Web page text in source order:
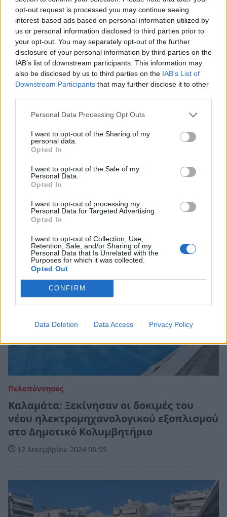
opt-out request is processed you may continue seeing
interest-based ads based on personal information utilized by
us or personal information disclosed to third parties prior to
your opt-out. You may separately opt-out of the further
disclosure of your personal information by third parties on the
IAB’s list of downstream participants. This information may
also be disclosed by us to third parties on the IAB’s List of
Downstream Participants that may further disclose it to other
Personal Data Processing Opt Outs
I want to opt-out of the Sharing of my
personal data.
Opted In
I want to opt-out of the Sale of my
Personal Data.
Opted In
I want to opt-out of processing my
Personal Data for Targeted Advertising.
Opted In
I want to opt-out of Collection, Use,
Retention, Sale, and/or Sharing of my
Personal Data that Is Unrelated with the
Purposes for which it was collected.
Opted Out
CONFIRM
Data Deletion Data Access Privacy Policy
Εγκαινιάστηκε το ανακαινισμένο και
ενεργειακά αναβαθμισμένο Δημοτικό
Κολυμβητήριο Καλαμάτας
05 Ιανουαρίου 2025 18:09
Πελοπόννησος
Καλαμάτα: Ξεκίνησαν οι δοκιμές του
νέου ηλεκτρομηχανολογικού εξοπλισμού
στο Δημοτικό Κολυμβητήριο
12 Δεκεμβρίου 2024 06:55